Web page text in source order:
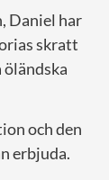
Daniel har
skratt
öländska
och den
erbjuda.